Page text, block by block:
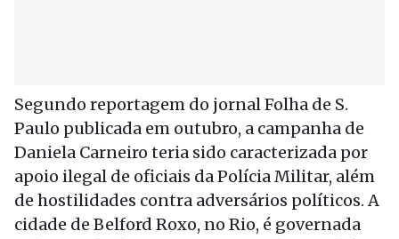
Segundo reportagem do jornal Folha de S.
Paulo publicada em outubro, a campanha de
Daniela Carneiro teria sido caracterizada por
apoio ilegal de oficiais da Polícia Militar, além
de hostilidades contra adversários políticos. A
cidade de Belford Roxo, no Rio, é governada